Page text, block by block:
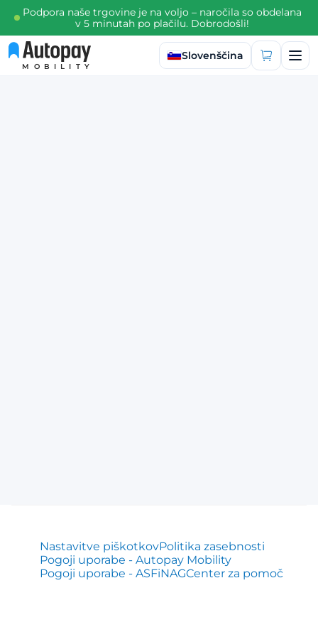
Podpora naše trgovine je na voljo – naročila so obdelana
v 5 minutah po plačilu. Dobrodošli!
MOBILITY
Izberi jezik
Slovenščina
Nastavitve piškotkovPolitika zasebnosti
Pogoji uporabe - Autopay Mobility
Pogoji uporabe - ASFiNAGCenter za pomoč